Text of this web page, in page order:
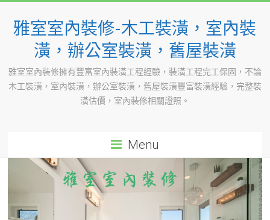
content
雅室室內裝修-木工裝潢，室內裝
潢，辦公室裝潢，舊屋裝潢
雅室室內裝修擁有豐富室內裝潢工程經驗，裝潢工程完工保固，不論
木工裝潢，室內裝潢，辦公室裝潢，舊屋裝潢豐富裝潢經驗，完整裝
潢估價，室內裝修相關證照。
Menu